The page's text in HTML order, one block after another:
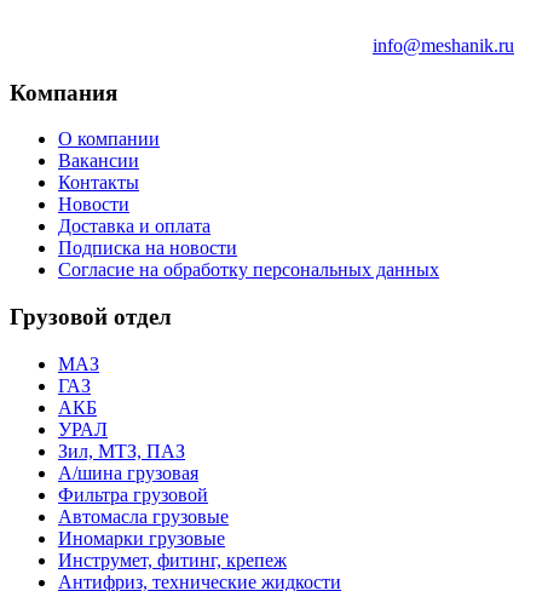
info@meshanik.ru
Компания
О компании
Вакансии
Контакты
Новости
Доставка и оплата
Подписка на новости
Согласие на обработку персональных данных
Грузовой отдел
МАЗ
ГАЗ
АКБ
УРАЛ
Зил, МТЗ, ПАЗ
А/шина грузовая
Фильтра грузовой
Автомасла грузовые
Иномарки грузовые
Инструмет, фитинг, крепеж
Антифриз, технические жидкости